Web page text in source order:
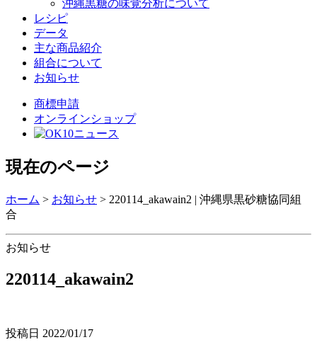
沖縄黒糖の味覚分析について
レシピ
データ
主な商品紹介
組合について
お知らせ
商標申請
オンラインショップ
現在のページ
ホーム > お知らせ > 220114_akawain2 | 沖縄県黒砂糖協同組
合
お知らせ
220114_akawain2
投稿日 2022/01/17